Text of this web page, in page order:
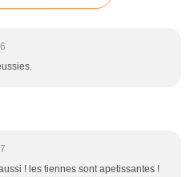
! les tiennes sont apetissantes !